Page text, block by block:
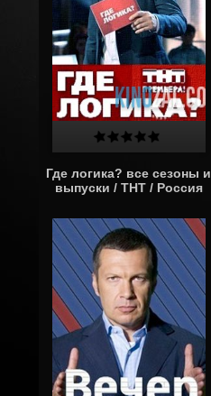
Где логика? все сезоны и
выпуски / ТНТ / Россия